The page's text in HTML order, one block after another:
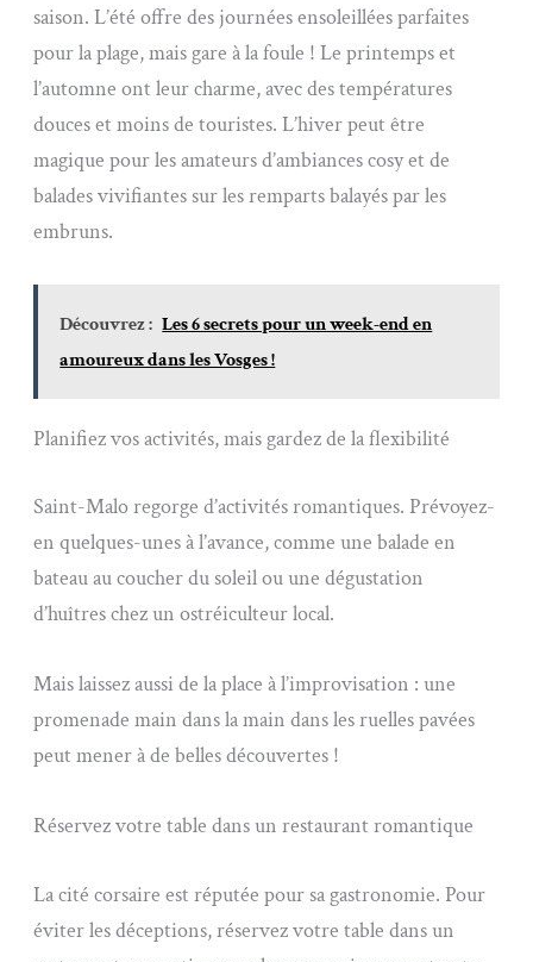
saison. L’été offre des journées ensoleillées parfaites
pour la plage, mais gare à la foule ! Le printemps et
l’automne ont leur charme, avec des températures
douces et moins de touristes. L’hiver peut être
magique pour les amateurs d’ambiances cosy et de
balades vivifiantes sur les remparts balayés par les
embruns.
Découvrez : Les 6 secrets pour un week-end en
amoureux dans les Vosges !
Planifiez vos activités, mais gardez de la flexibilité
Saint-Malo regorge d’activités romantiques. Prévoyez-
en quelques-unes à l’avance, comme une balade en
bateau au coucher du soleil ou une dégustation
d’huîtres chez un ostréiculteur local.
Mais laissez aussi de la place à l’improvisation : une
promenade main dans la main dans les ruelles pavées
peut mener à de belles découvertes !
Réservez votre table dans un restaurant romantique
La cité corsaire est réputée pour sa gastronomie. Pour
éviter les déceptions, réservez votre table dans un